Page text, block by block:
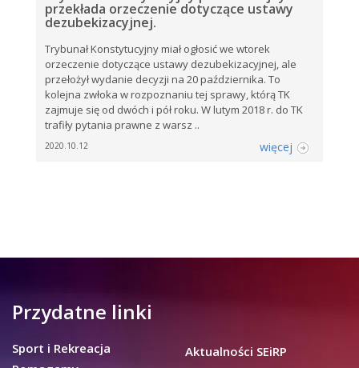
przekłada orzeczenie dotyczące ustawy
dezubekizacyjnej.
Trybunał Konstytucyjny miał ogłosić we wtorek
orzeczenie dotyczące ustawy dezubekizacyjnej, ale
przełożył wydanie decyzji na 20 października. To
kolejna zwłoka w rozpoznaniu tej sprawy, którą TK
zajmuje się od dwóch i pół roku. W lutym 2018 r. do TK
trafiły pytania prawne z warsz ..
2020.10.12 więcej
Przydatne linki
Sport i Rekreacja
Aktualności SEiRP